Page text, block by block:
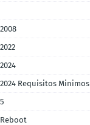
Requisitos Minimos